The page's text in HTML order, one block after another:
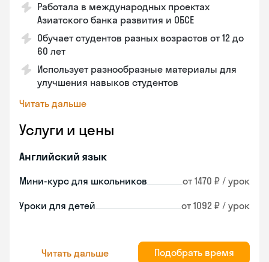
Работала в международных проектах
Азиатского банка развития и ОБСЕ
Обучает студентов разных возрастов от 12 до
60 лет
Использует разнообразные материалы для
улучшения навыков студентов
Читать дальше
Услуги и цены
Английский язык
Мини-курс для школьников от 1470 ₽ / урок
Уроки для детей от 1092 ₽ / урок
Читать дальше Подобрать время